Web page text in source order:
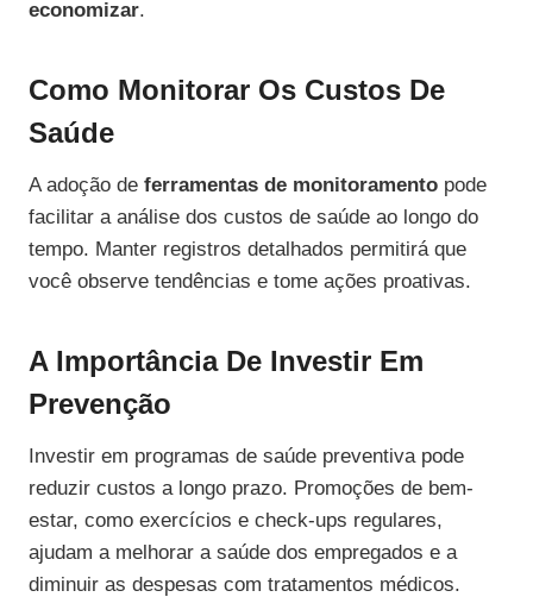
economizar.
Como Monitorar Os Custos De
Saúde
A adoção de ferramentas de monitoramento pode
facilitar a análise dos custos de saúde ao longo do
tempo. Manter registros detalhados permitirá que
você observe tendências e tome ações proativas.
A Importância De Investir Em
Prevenção
Investir em programas de saúde preventiva pode
reduzir custos a longo prazo. Promoções de bem-
estar, como exercícios e check-ups regulares,
ajudam a melhorar a saúde dos empregados e a
diminuir as despesas com tratamentos médicos.